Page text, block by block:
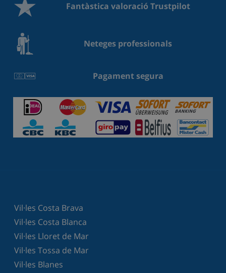
Fantàstica valoració Trustpilot
Neteges professionals
Pagament segura
Vil·les Costa Brava
Vil·les Costa Blanca
Vil·les Lloret de Mar
Vil·les Tossa de Mar
Vil·les Blanes